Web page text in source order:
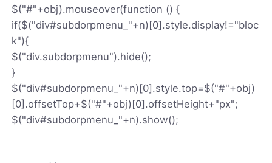
$("#"+obj).mouseover(function () {
if($("div#subdorpmenu_"+n)[0].style.display!="bloc
k"){
$("div.subdorpmenu").hide();
}
$("div#subdorpmenu_"+n)[0].style.top=$("#"+obj)
[0].offsetTop+$("#"+obj)[0].offsetHeight+"px";
$("div#subdorpmenu_"+n).show();